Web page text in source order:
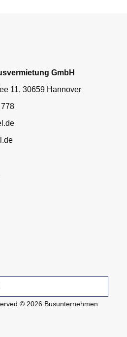
© 2026 Busunternehmen
GmbH
11, 30659 Hannover